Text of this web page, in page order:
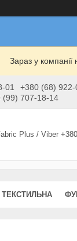
Зараз у
01
+380 (68) 922-
(99) 707-18-14
Plus / Viber
ТЕКСТИЛЬНА